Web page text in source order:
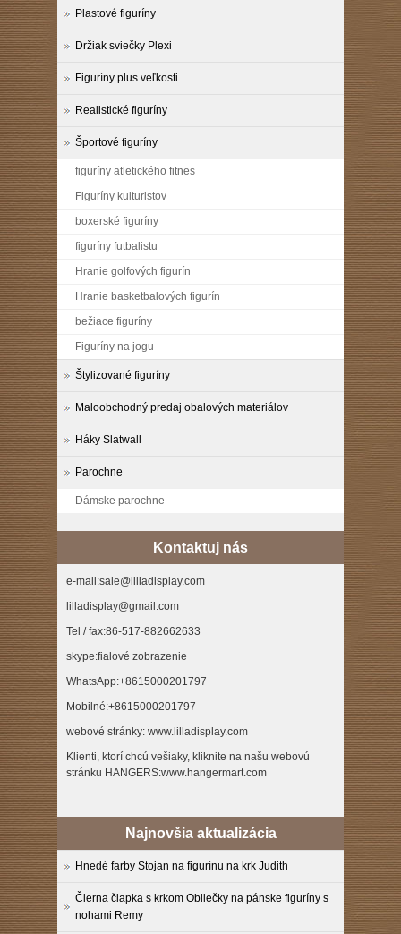
Plastové figuríny
Držiak sviečky Plexi
Figuríny plus veľkosti
Realistické figuríny
Športové figuríny
figuríny atletického fitnes
Figuríny kulturistov
boxerské figuríny
figuríny futbalistu
Hranie golfových figurín
Hranie basketbalových figurín
bežiace figuríny
Figuríny na jogu
Štylizované figuríny
Maloobchodný predaj obalových materiálov
Háky Slatwall
Parochne
Dámske parochne
Kontaktuj nás
e-mail:sale@lilladisplay.com
lilladisplay@gmail.com
Tel / fax:86-517-882662633
skype:fialové zobrazenie
WhatsApp:+8615000201797
Mobilné:+8615000201797
webové stránky: www.lilladisplay.com
Klienti, ktorí chcú vešiaky, kliknite na našu webovú
stránku HANGERS:www.hangermart.com
Najnovšia aktualizácia
Hnedé farby Stojan na figurínu na krk Judith
Čierna čiapka s krkom Obliečky na pánske figuríny s
nohami Remy